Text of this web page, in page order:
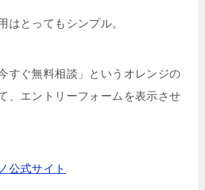
はとってもシンプル。
すぐ無料相談」というオレンジの
、エントリーフォームを表示させ
公式サイト